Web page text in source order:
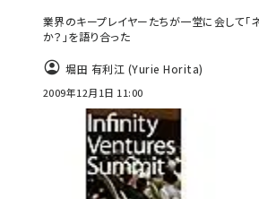
業界のキープレイヤーたちが一堂に会して「
か？」を語り合った
堀田 有利江 (Yurie Horita)
2009年12月1日 11:00